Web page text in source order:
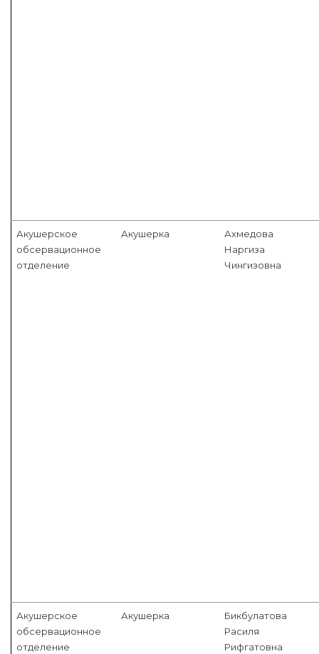
Акушерское
обсервационное
отделение
Акушерка
Ахмедова
Наргиза
Чингизовна
Акушерское
обсервационное
отделение
Акушерка
Бикбулатова
Расиля
Рифгатовна